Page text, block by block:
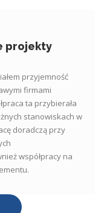
projekty
przyjemność
firmami
ta przybierała
stanowiskach w
doradczą przy
współpracy na